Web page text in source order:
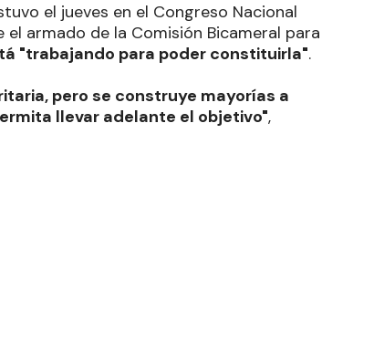
el jueves en el Congreso Nacional
armado de la Comisión Bicameral para
"trabajando para poder constituirla".
pero se construye mayorías a
llevar adelante el objetivo",